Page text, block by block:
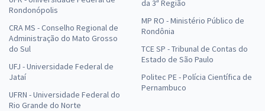
Rondonópolis
CRA MS - Conselho Regional de
Administração do Mato Grosso
do Sul
UFJ - Universidade Federal de
Jataí
UFRN - Universidade Federal do
Rio Grande do Norte
da 3ª Região
MP RO - Ministério Público de
Rondônia
TCE SP - Tribunal de Contas do
Estado de São Paulo
Politec PE - Polícia Científica de
Pernambuco